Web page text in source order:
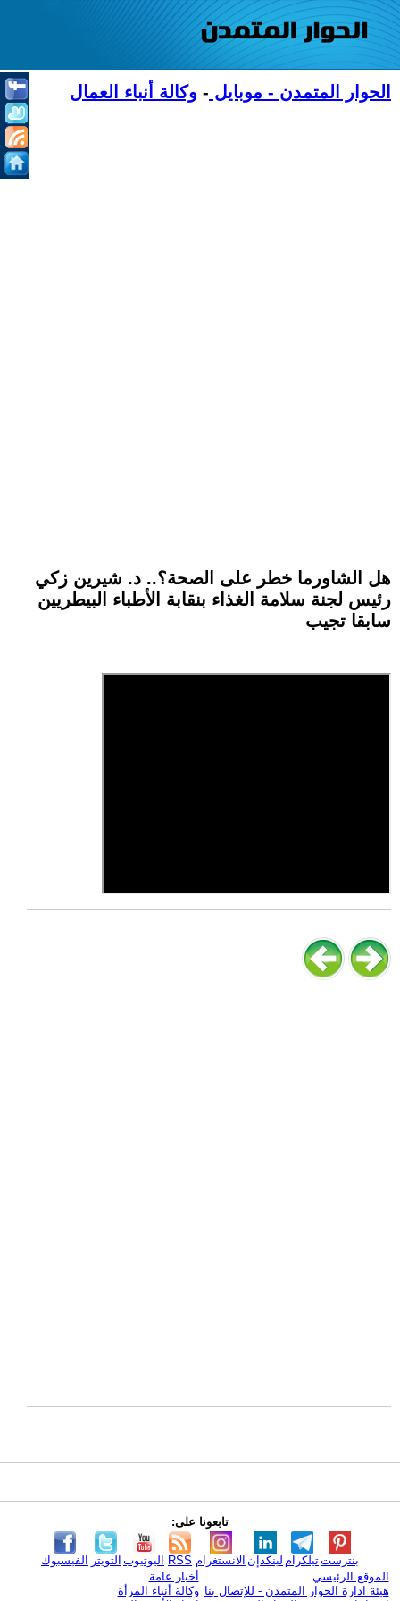
الحوار المتمدن - موبايل - وكالة أنباء العمال
هل الشاورما خطر على الصحة؟.. د. شيرين زكي
رئيس لجنة سلامة الغذاء بنقابة الأطباء البيطريين
سابقا تجيب
تابعونا على:
الفيسبوك التويتر اليوتيوب RSS الانستغرام لينكدإن تيلكرامبنترست
الموقع الرئيسي
هيئة ادارة الحوار المتمدن - للإتصال بنا
أخبار عامة
وكالة أنباء المرأة